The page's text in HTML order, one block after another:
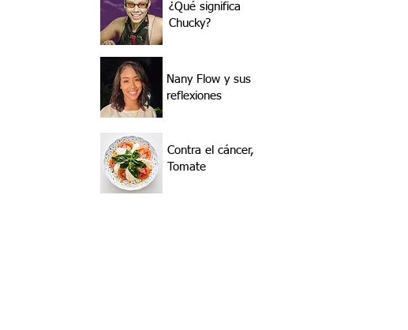
¿Qué significa
Chucky?
Nany Flow y sus
reflexiones
Contra el cáncer,
Tomate